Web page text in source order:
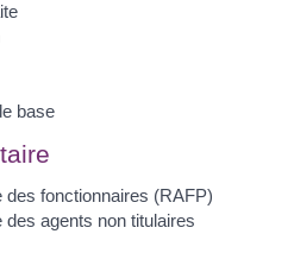
base
fonctionnaires (RAFP)
agents non titulaires